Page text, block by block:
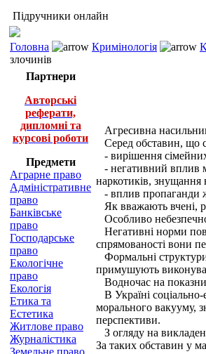
Підручники онлайн
Головна Кримінологія
злочинів
Партнери
Авторські
реферати,
дипломні та
курсові роботи
Предмети
Аграрне право
Адміністративне
право
Банківське
право
Господарське
право
Екологічне
право
Екологія
Етика та
Естетика
Житлове право
Журналістика
Земельне право
Агресивна
Серед обставин, що
- вирішення
- негативний вплив
наркотиків,
- вплив пропаганди
Як вважають вчені,
Особливо
Негативні норми
спрямованості вони
Формальні
примушують
Водночас на
В Україні
морального вакууму,
перспективи.
З огляду на
За таких обставин у